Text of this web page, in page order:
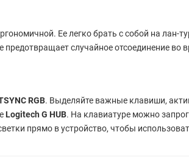
Ее легко брать с собой на лан-
случайное отсоединение во
RGB. Выделяйте важные клавиши,
Logitech G HUB. На клавиатуре можно
прямо в устройство, чтобы